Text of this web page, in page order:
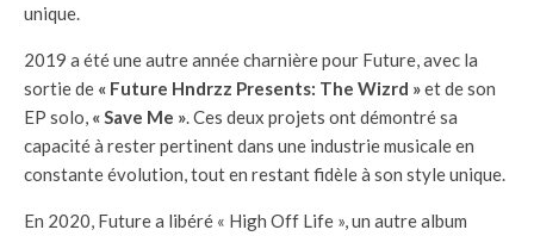
unique.
2019 a été une autre année charnière pour Future, avec la
sortie de « Future Hndrzz Presents: The Wizrd »et de son
EP solo, « Save Me » . Ces deux projets ont démontré sa
capacité à rester pertinent dans une industrie musicale en
constante évolution, tout en restant fidèle à son style unique.
En 2020, Future a libéré « High Off Life », un autre album